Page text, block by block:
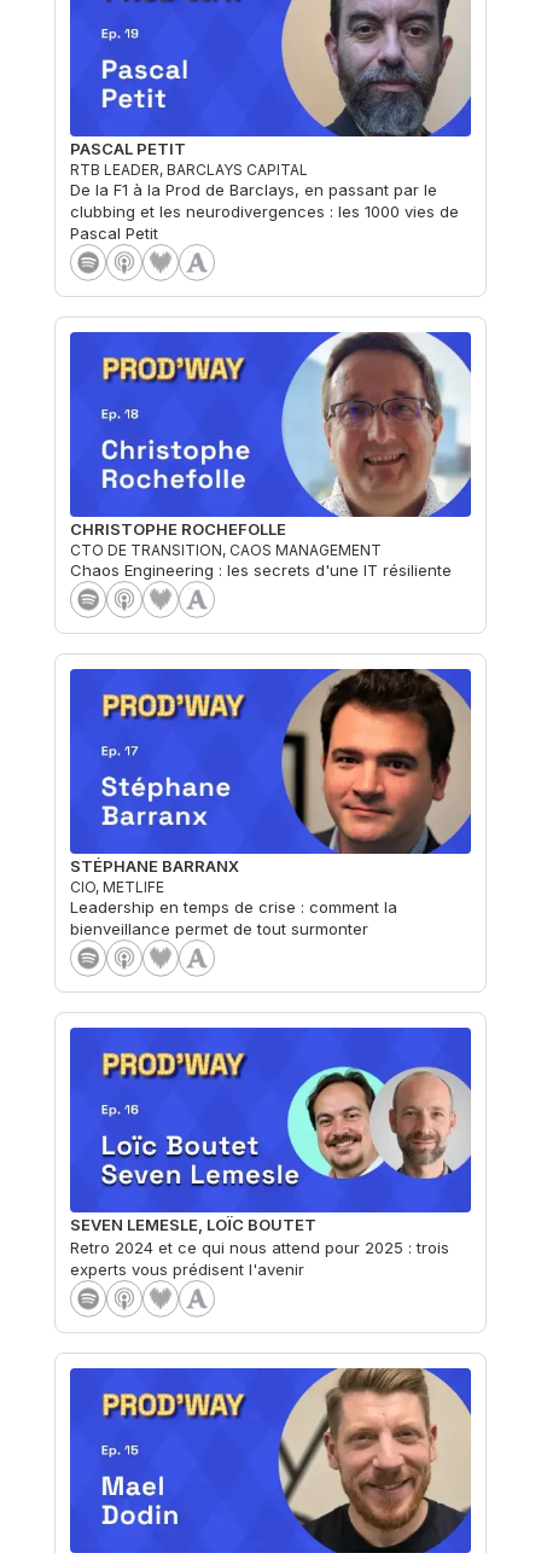
PASCAL PETIT
RTB LEADER, BARCLAYS CAPITAL
De la F1 à la Prod de Barclays, en passant par le
clubbing et les neurodivergences : les 1000 vies de
Pascal Petit
CHRISTOPHE ROCHEFOLLE
CTO DE TRANSITION, CAOS MANAGEMENT
Chaos Engineering : les secrets d'une IT résiliente
STÉPHANE BARRANX
CIO, METLIFE
Leadership en temps de crise : comment la
bienveillance permet de tout surmonter
SEVEN LEMESLE, LOÏC BOUTET
Retro 2024 et ce qui nous attend pour 2025 : trois
experts vous prédisent l'avenir